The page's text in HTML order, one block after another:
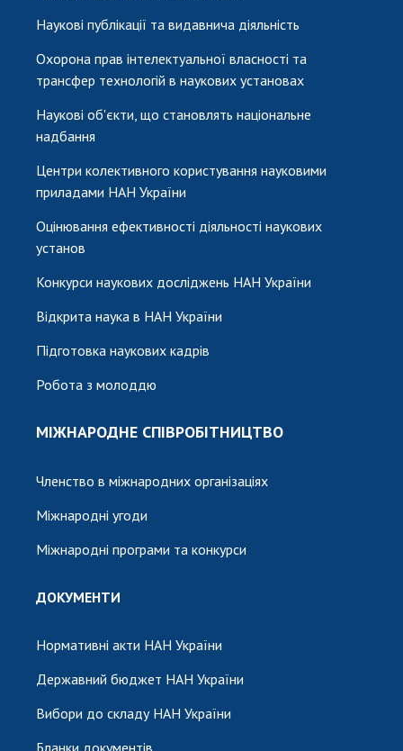
Наукові публікації та видавнича діяльність
Охорона прав інтелектуальної власності та
трансфер технологій в наукових установах
Наукові об'єкти, що становлять національне
надбання
Центри колективного користування науковими
приладами НАН України
Оцінювання ефективності діяльності наукових
установ
Конкурси наукових досліджень НАН України
Відкрита наука в НАН України
Підготовка наукових кадрів
Робота з молоддю
МІЖНАРОДНЕ СПІВРОБІТНИЦТВО
Членство в міжнародних організаціях
Міжнародні угоди
Міжнародні програми та конкурси
ДОКУМЕНТИ
Нормативні акти НАН України
Державний бюджет НАН України
Вибори до складу НАН України
Бланки документів